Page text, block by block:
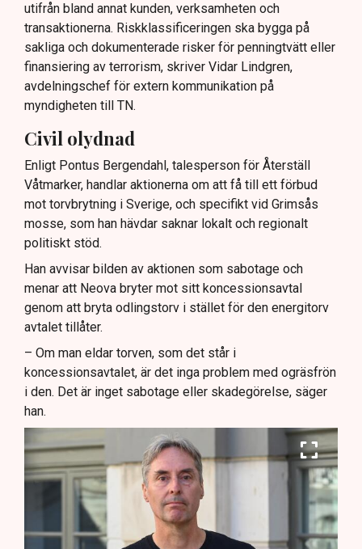
utifrån bland annat kunden, verksamheten och
transaktionerna. Riskklassificeringen ska bygga på
sakliga och dokumenterade risker för penningtvätt eller
finansiering av terrorism, skriver Vidar Lindgren,
avdelningschef för extern kommunikation på
myndigheten till TN.
Civil olydnad
Enligt Pontus Bergendahl, talesperson för Återställ
Våtmarker, handlar aktionerna om att få till ett förbud
mot torvbrytning i Sverige, och specifikt vid Grimsås
mosse, som han hävdar saknar lokalt och regionalt
politiskt stöd.
Han avvisar bilden av aktionen som sabotage och
menar att Neova bryter mot sitt koncessionsavtal
genom att bryta odlingstorv i stället för den energitorv
avtalet tillåter.
– Om man eldar torven, som det står i
koncessionsavtalet, är det inga problem med ogräsfrön
i den. Det är inget sabotage eller skadegörelse, säger
han.